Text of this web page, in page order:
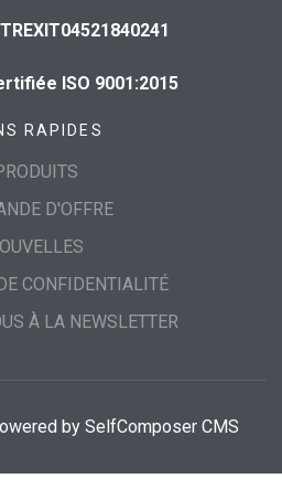
ISO 9001:2015
RAPIDES
D'OFFRE
CONFIDENTIALITÉ
À LA NEWSLETTER
by SelfComposer CMS